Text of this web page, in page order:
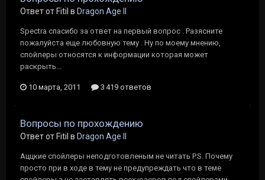
Ответ от Fitil в Dragon Age II
Spectra спасибо за ответ на первый вопрос . Разясните
пожалуйста еще любовную тему . Ну по моему мнению,
спойлеры относятся к информации которая может
раскрыть...
10 марта, 2011 3 419 ответов
Вопросы по прохождению
Ответ от Fitil в Dragon Age II
Аццкие спойлеры неподготовленым не читать P.S. Почему
просто при в ходе в тему не предупреждать что в теме